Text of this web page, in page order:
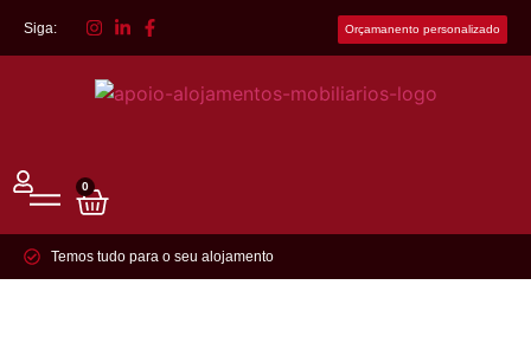
Siga: Orçamanento personalizado
0
Temos tudo para o seu alojamento